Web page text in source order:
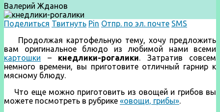
Валерий Жданов
Поделиться Твитнуть Pin Отпр. по эл. почте SMS
Продолжая картофельную тему, хочу предложить
вам оригинальное блюдо из любимой нами всеми
картошки – кнедлики-рогалики. Затратив совсем
немного времени, вы приготовите отличный гарнир к
мясному блюду.
Что еще можно приготовить из овощей и грибов вы
можете посмотреть в рубрике «овощи, грибы».